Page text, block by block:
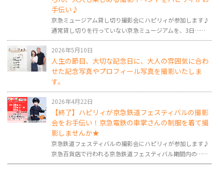
手伝い♪
京急ミュージアム貸し切り撮影会にハピリィが参加します♪
通常貸し切りを行っていない京急ミュージアムを、3日……
2026年5月10日
人生の節目、大切な記念日に、大人の雰囲気に合わ
せた記念写真やプロフィール写真を撮影いたしま
す。
2026年4月22日
【終了】ハピリィが京急鉄道フェスティバルの撮影
会をお手伝い！京急電鉄の車掌さんの制服を着て撮
影しませんか★
京急鉄道フェスティバルの撮影会にハピリィが参加します♪
京急百貨店で行われる京急鉄道フェスティバル期間内の……